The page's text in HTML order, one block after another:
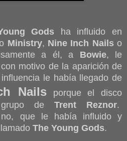
Gods ha influido en
Ministry, Nine Inch Nails o
a él, a Bowie, le
motivo de la aparición de
le había llegado de
Nailsporque el disco
de Trent Reznor.
que le había influido y
The Young Gods.